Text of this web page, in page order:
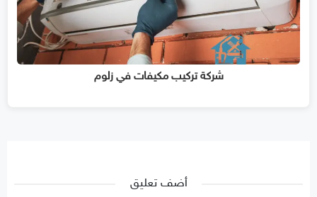
شركة تركيب مكيفات في زلوم
أضف تعليق